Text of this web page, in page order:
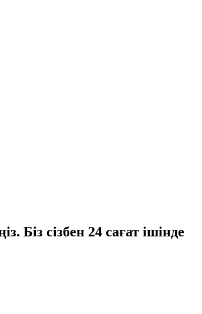
Біз сізбен 24 сағат ішінде